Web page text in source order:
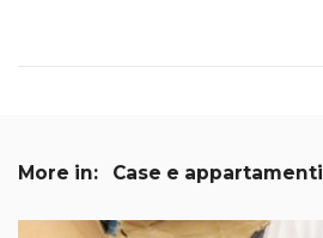
More in: Case e appartamenti